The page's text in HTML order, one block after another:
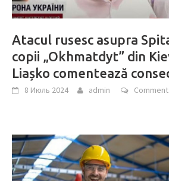
Atacul rusesc asupra
copii „Okhmatdyt” din
Liașko comentează
8 Июль 2024 admin Comment